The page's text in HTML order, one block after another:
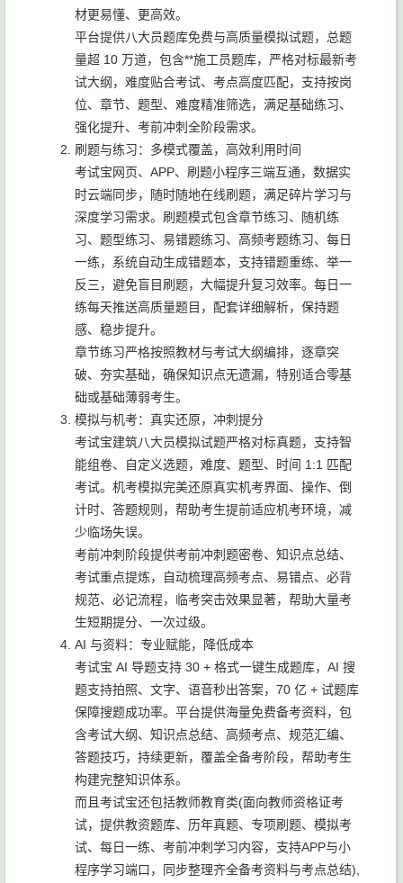
材更易懂、更高效。
平台提供八大员题库免费与高质量模拟试题，总题
量超 10 万道，包含**施工员题库，严格对标最新考
试大纲，难度贴合考试、考点高度匹配，支持按岗
位、章节、题型、难度精准筛选，满足基础练习、
强化提升、考前冲刺全阶段需求。
刷题与练习：多模式覆盖，高效利用时间
考试宝网页、APP、刷题小程序三端互通，数据实
时云端同步，随时随地在线刷题，满足碎片学习与
深度学习需求。刷题模式包含章节练习、随机练
习、题型练习、易错题练习、高频考题练习、每日
一练，系统自动生成错题本，支持错题重练、举一
反三，避免盲目刷题，大幅提升复习效率。每日一
练每天推送高质量题目，配套详细解析，保持题
感、稳步提升。
章节练习严格按照教材与考试大纲编排，逐章突
破、夯实基础，确保知识点无遗漏，特别适合零基
础或基础薄弱考生。
模拟与机考：真实还原，冲刺提分
考试宝建筑八大员模拟试题严格对标真题，支持智
能组卷、自定义选题，难度、题型、时间 1:1 匹配
考试。机考模拟完美还原真实机考界面、操作、倒
计时、答题规则，帮助考生提前适应机考环境，减
少临场失误。
考前冲刺阶段提供考前冲刺题密卷、知识点总结、
考试重点提炼，自动梳理高频考点、易错点、必背
规范、必记流程，临考突击效果显著，帮助大量考
生短期提分、一次过级。
AI 与资料：专业赋能，降低成本
考试宝 AI 导题支持 30 + 格式一键生成题库，AI 搜
题支持拍照、文字、语音秒出答案，70 亿 + 试题库
保障搜题成功率。平台提供海量免费备考资料，包
含考试大纲、知识点总结、高频考点、规范汇编、
答题技巧，持续更新，覆盖全备考阶段，帮助考生
构建完整知识体系。
而且考试宝还包括教师教育类(面向教师资格证考
试，提供教资题库、历年真题、专项刷题、模拟考
试、每日一练、考前冲刺学习内容，支持APP与小
程序学习端口，同步整理齐全备考资料与考点总结),